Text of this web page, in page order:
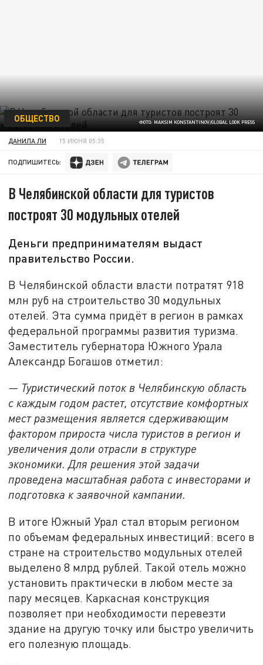
ФОТО: MAKSIM KONSTANTINOV/GLOBAL LOOK PRESS
ОБЩЕСТВО
ДАНИЛА ЛИ 15 ИЮНЯ 05:35
ПОДПИШИТЕСЬ:
В Челябинской области для туристов
построят 30 модульных отелей
Деньги предпринимателям выдаст
правительство России.
В Челябинской области власти потратят 918
млн руб на строительство 30 модульных
отелей. Эта сумма придёт в регион в рамках
федеральной программы развития туризма.
Заместитель губернатора Южного Урала
Александр Богашов отметил:
— Туристический поток в Челябинскую область
с каждым годом растет, отсутствие комфортных
мест размещения является сдерживающим
фактором прироста числа туристов в регион и
увеличения доли отрасли в структуре
экономики. Для решения этой задачи
проведена масштабная работа с инвесторами и
подготовка к заявочной кампании.
В итоге Южный Урал стал вторым регионом
по объемам федеральных инвестиций: всего в
стране на строительство модульных отелей
выделено 8 млрд рублей. Такой отель можно
установить практически в любом месте за
пару месяцев. Каркасная конструкция
позволяет при необходимости перевезти
здание на другую точку или быстро увеличить
его полезную площадь.